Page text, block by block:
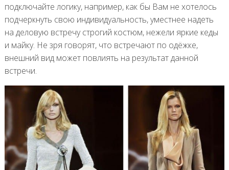
подключайте логику, например, как бы Вам не хотелось
подчеркнуть свою индивидуальность, уместнее надеть
на деловую встречу строгий костюм, нежели яркие кеды
и майку. Не зря говорят, что встречают по одёжке,
внешний вид может повлиять на результат данной
встречи.